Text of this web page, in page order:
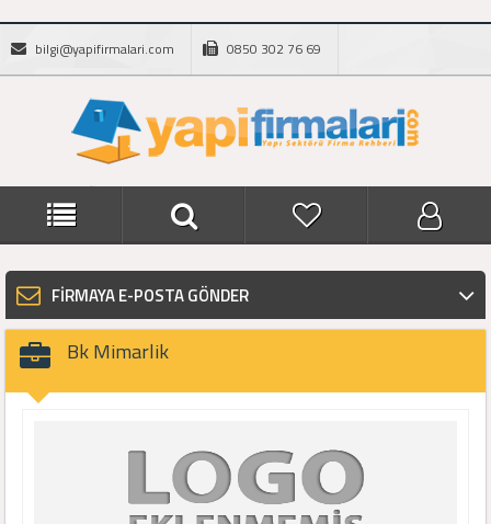
bilgi@yapifirmalari.com 0850 302 76 69
FİRMAYA E-POSTA GÖNDER
Bk Mimarlik